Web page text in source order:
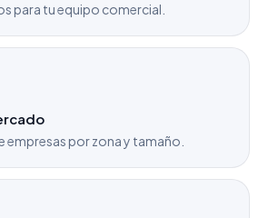
para tu equipo comercial.
empresas por zona y tamaño.